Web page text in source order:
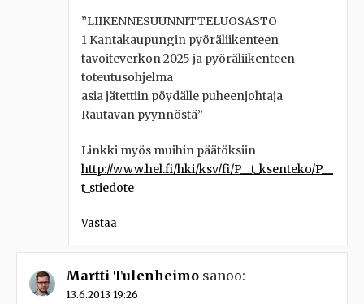
”LIIKENNESUUNNITTELUOSASTO
1 Kantakaupungin pyöräliikenteen
tavoiteverkon 2025 ja pyöräliikenteen
toteutusohjelma
asia jätettiin pöydälle puheenjohtaja
Rautavan pyynnöstä”
Linkki myös muihin päätöksiin
http://www.hel.fi/hki/ksv/fi/P__t_ksenteko/P__
t_stiedote
Vastaa
Martti Tulenheimo sanoo:
13.6.2013 19:26